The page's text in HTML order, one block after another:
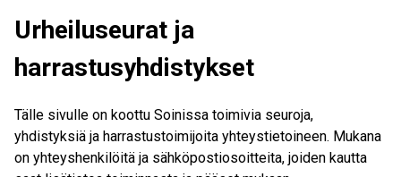
Urheiluseurat ja
harrastusyhdistykset
Tälle sivulle on koottu Soinissa toimivia seuroja,
yhdistyksiä ja harrastustoimijoita yhteystietoineen. Mukana
on yhteyshenkilöitä ja sähköpostiosoitteita, joiden kautta